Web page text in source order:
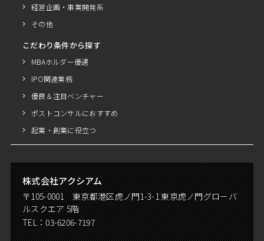
経営企画・事業開発系
その他
こだわり条件から探す
MBAホルダー優遇
IPO関連業務
優良＆注目ベンチャー
ポストコンサルにおすすめ
起業・創業に役立つ
株式会社アクシアム
〒105-0001 東京都港区虎ノ門1-3-1 東京虎ノ門グローバ
ルスクエア 5階
TEL：03-6206-7197